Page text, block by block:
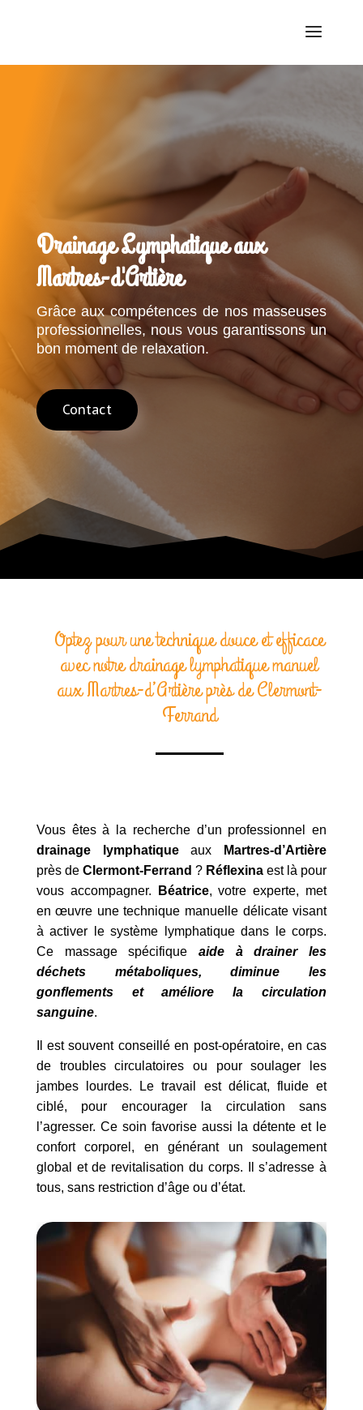
Drainage Lymphatique aux
Martres-d'Artière
Grâce aux compétences de nos masseuses
professionnelles, nous vous garantissons un
bon moment de relaxation.
Contact
Optez pour une technique douce et efficace
avec notre drainage lymphatique manuel
aux Martres-d’Artière près de Clermont-
Ferrand
Vous êtes à la recherche d’un professionnel en
drainage lymphatiqueaux Martres-d’Artière
près de Clermont-Ferrand ? Réflexina est là pour
vous accompagner.
Béatrice, votre experte, met
en œuvre une technique manuelle délicate visant
à activer le système lymphatique dans le corps.
Ce massage spécifique aide à drainer les
déchets métaboliques, diminue les
gonflements et améliore la circulation
sanguine.
Il est souvent conseillé en post-opératoire, en cas
de troubles circulatoires ou pour soulager les
jambes lourdes. Le travail est délicat, fluide et
ciblé, pour encourager la circulation sans
l’agresser. Ce soin favorise aussi la détente et le
confort corporel, en générant un soulagement
global et de revitalisation du corps. Il s’adresse à
tous, sans restriction d’âge ou d’état.